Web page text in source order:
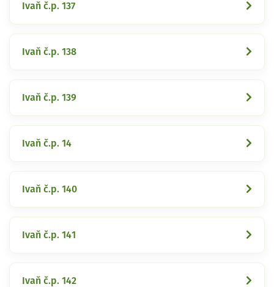
Ivaň č.p. 137
Ivaň č.p. 138
Ivaň č.p. 139
Ivaň č.p. 14
Ivaň č.p. 140
Ivaň č.p. 141
Ivaň č.p. 142